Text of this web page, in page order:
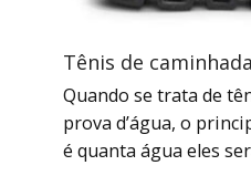
Tênis de
Quando se trata de
prova d’água, o
é quanta água eles